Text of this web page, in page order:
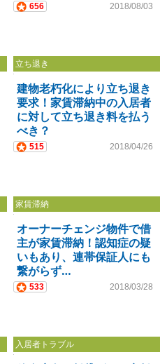
656 2018/08/03
立ち退き
建物老朽化により立ち退き
要求！家賃滞納中の入居者
に対して立ち退き料を払う
べき？
515 2018/04/26
家賃滞納
オーナーチェンジ物件で借
主が家賃滞納！認知症の疑
いもあり、連帯保証人にも
繋がらず…
533 2018/03/28
入居者トラブル